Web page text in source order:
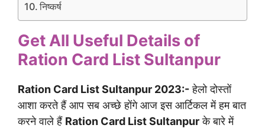
निष्कर्ष
Get All Useful Details of
Ration Card List Sultanpur
Ration Card List Sultanpur 2023:-हेलो दोस्तों
आशा करते हैं आप सब अच्छे होंगे आज इस आर्टिकल में हम बात
करने वाले हैं Ration Card List Sultanpurके बारे में